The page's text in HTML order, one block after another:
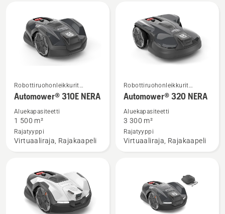
Katso
lisätietoja
Automower®
310E
NERA
Robottiruohonleikkurit
kotikäyttöön
Automower® 310E NERA
Aluekapasiteetti
1 500 m²
Rajatyyppi
Virtuaaliraja, Rajakaapeli
Katso
lisätietoja
Automower®
320 NERA
Robottiruohonleikkurit
kotikäyttöön
Automower® 320 NERA
Aluekapasiteetti
3 300 m²
Rajatyyppi
Virtuaaliraja, Rajakaapeli